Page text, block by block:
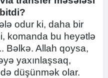
odur ki, daha bir
komanda bu heyətlə
Bəlkə. Allah qoysa,
yaxınlaşsaq,
düşünmək olar.